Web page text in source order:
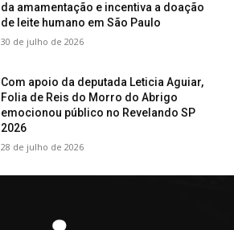
da amamentação e incentiva a doação
de leite humano em São Paulo
30 de julho de 2026
Com apoio da deputada Leticia Aguiar,
Folia de Reis do Morro do Abrigo
emocionou público no Revelando SP
2026
28 de julho de 2026